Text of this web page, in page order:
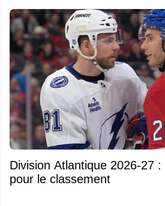
Division Atlantique 2026-27
pour le classement